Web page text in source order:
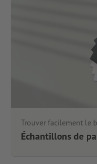
Trouver facilement le
Échantillons de